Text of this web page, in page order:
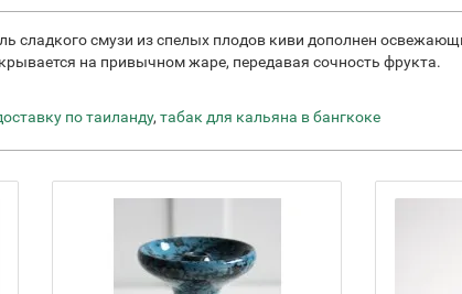
сладкого смузи из спелых плодов киви дополнен
на привычном жаре, передавая сочность фрукта.
по таиланду, табак для кальяна в бангкоке